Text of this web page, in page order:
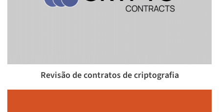
Revisão de contratos de criptografia